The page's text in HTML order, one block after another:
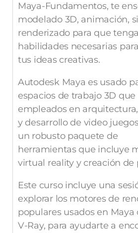
Maya-Fundamentos, te
modelado 3D, animación,
renderizado para que
habilidades necesarias
tus ideas creativas.
Autodesk Maya es usado
espacios de trabajo 3D
empleados en
y desarrollo de video
un robusto paquete de
herramientas que incluye
virtual reality y creación de
Este curso incluye una
explorar los motores de
populares usados en
V-Ray, para ayudarte a